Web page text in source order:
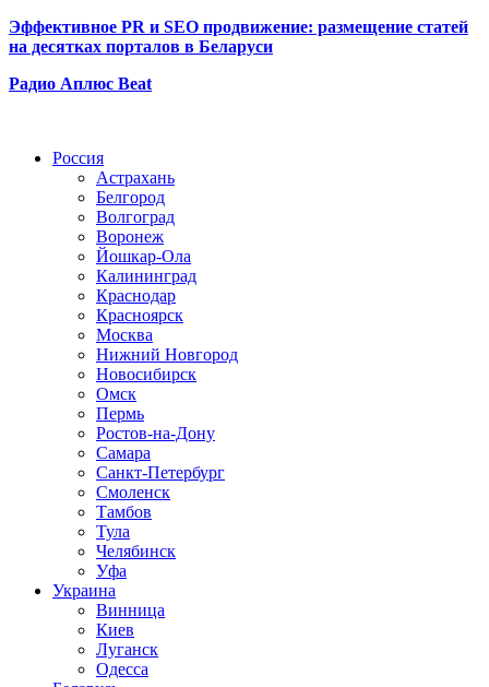
Эффективное PR и SEO продвижение: размещение статей
на десятках порталов в Беларуси
Радио Аплюс Beat
Россия
Астрахань
Белгород
Волгоград
Воронеж
Йошкар-Ола
Калининград
Краснодар
Красноярск
Москва
Нижний Новгород
Новосибирск
Омск
Пермь
Ростов-на-Дону
Самара
Санкт-Петербург
Смоленск
Тамбов
Тула
Челябинск
Уфа
Украина
Винница
Киев
Луганск
Одесса